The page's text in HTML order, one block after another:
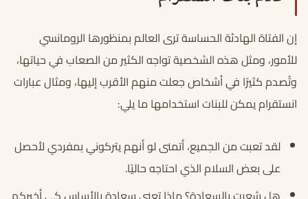
إن الفتاة الهادئة الحساسة ترى العالم بمنظورها الرومانسي
للأمور، ومثل هذه الشخصية تواجه الكثير من الصعاب في حياتها،
وتُصدم كثيرًا في أشخاص جعلت منهم الأقرب إليها، ومثال عبارات
انستقرام يمكن للبنات استخدامها ما يلي:
لقد تعبت من الجميع، أتمنى لو أنهم يتركوني بمفردي لأحصل
على بعض السلام الذي احتاجه حاليًا.